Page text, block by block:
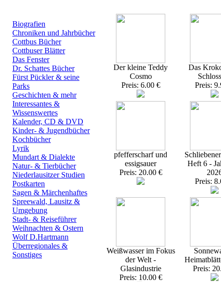
Biografien
Chroniken und Jahrbücher
Cottbus Bücher
Cottbuser Blätter
Das Fenster
Dr. Schattes Bücher
Fürst Pückler & seine
Parks
Geschichten & mehr
Interessantes &
Wissenswertes
Kalender, CD & DVD
Kinder- & Jugendbücher
Kochbücher
Lyrik
Mundart & Dialekte
Natur- & Tierbücher
Niederlausitzer Studien
Postkarten
Sagen & Märchenhaftes
Spreewald, Lausitz &
Umgebung
Stadt- & Reiseführer
Weihnachten & Ostern
Wolf D.Hartmann
Überregionales &
Sonstiges
Der kleine Teddy
Cosmo
Preis: 6.00 €
Das
Preis:
pfefferscharf und
essigsauer
Preis: 20.00 €
Heft 6 -
Preis:
Weißwasser im Fokus
der Welt -
Glasindustrie
Preis: 10.00 €
Preis: